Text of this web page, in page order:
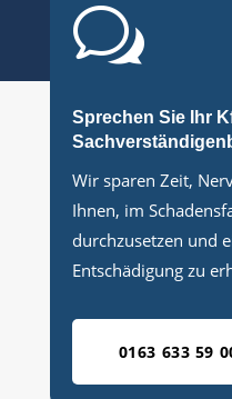
w
Sprechen Sie Ihr
Wir sparen Zeit,
Ihnen, im
durchzusetzen und
Entschädigung zu
0163 633 59